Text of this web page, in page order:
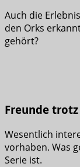
Auch die
den Orks
gehört?
Freunde
Wesentlich
vorhaben. Was
Serie ist.